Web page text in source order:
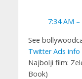
7:34 AM
See
Twitter Ads info
Najbolji film:
Book)